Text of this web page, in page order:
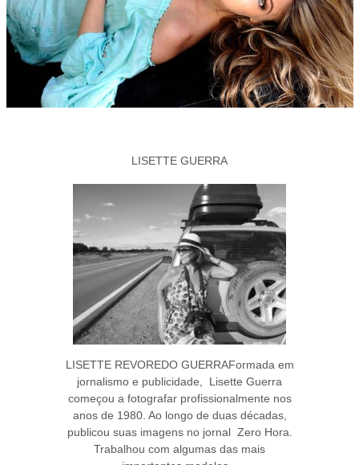
LISETTE GUERRA
LISETTE REVOREDO GUERRAFormada em
jornalismo e publicidade, Lisette Guerra
começou a fotografar profissionalmente nos
anos de 1980. Ao longo de duas décadas,
publicou suas imagens no jornal Zero Hora.
Trabalhou com algumas das mais